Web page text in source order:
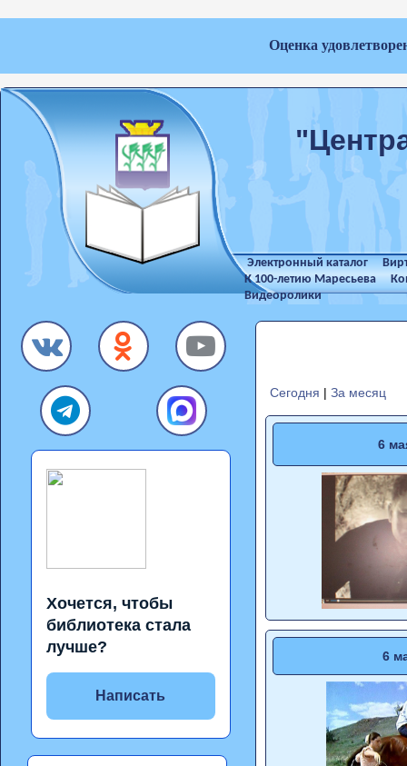
Оценка
Электронный каталог
К 100-летию Маресьева
Видеоролики
Хочется, чтобы
библиотека стала
лучше?
Написать
Сегодня | За месяц
6
6